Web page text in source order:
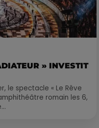
» INVESTIT
le spectacle « Le Rêve
romain les 6,